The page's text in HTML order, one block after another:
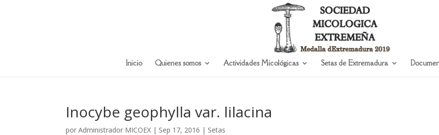
Inicio Quienes somos Actividades Micológicas Setas de Extremadura
Inocybe geophylla var. lilacina
porAdministrador MICOEX | Sep 17, 2016 | Setas